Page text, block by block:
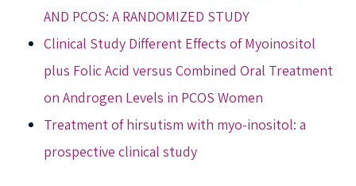
AND PCOS: A RANDOMIZED STUDY
Clinical Study Different Effects of Myoinositol
plus Folic Acid versus Combined Oral Treatment
on Androgen Levels in PCOS Women
Treatment of hirsutism with myo-inositol: a
prospective clinical study